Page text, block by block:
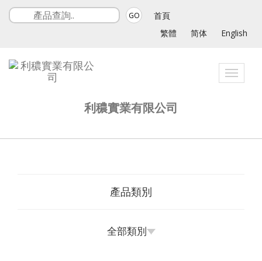
GO
首頁
繁體
简体 English
Toggle
利穠實業有限公司
產品類別
全部類別